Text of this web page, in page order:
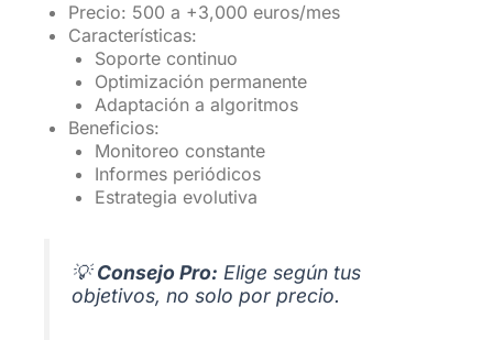
Precio: 500 a +3,000 euros/mes
Características:
Soporte continuo
Optimización permanente
Adaptación a algoritmos
Beneficios:
Monitoreo constante
Informes periódicos
Estrategia evolutiva
💡Consejo Pro: Elige según tus
objetivos, no solo por precio.